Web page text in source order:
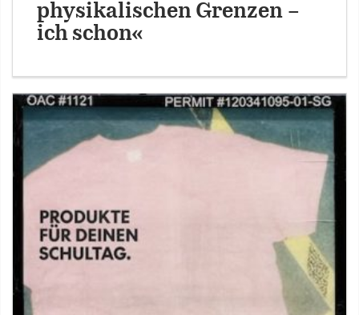
physikalischen Grenzen –
ich schon«